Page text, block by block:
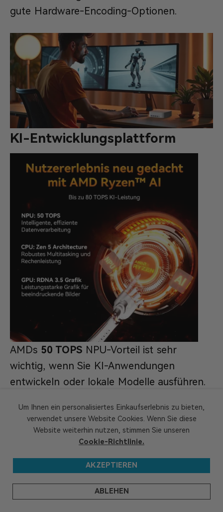
gute Hardware-Encoding-Optionen.
KI-Entwicklungsplattform
AMDs 50 TOPS NPU-Vorteil ist sehr
wichtig, wenn Sie KI-Anwendungen
entwickeln oder lokale Modelle ausführen.
auf die Cloud angewiesen zu sein,
beschleunigt Entwicklungs-Workflows
Intels Plattform benötigt jedoch besseres
Ressourcenmanagement, um für KI-
Um Ihnen ein personalisiertes Einkaufserlebnis zu bieten,
verwendet unsere Website Cookies. Wenn Sie diese
Website weiterhin nutzen, stimmen Sie unseren
Cookie-Richtlinie.
AKZEPTIEREN
ABLEHEN